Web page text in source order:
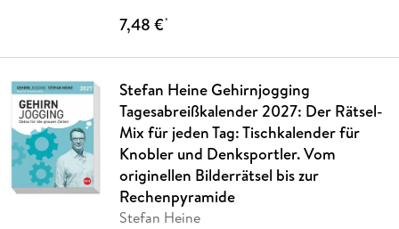
7,48 €*
Stefan Heine Gehirnjogging
Tagesabreißkalender 2027: Der Rätsel-
Mix für jeden Tag: Tischkalender für
Knobler und Denksportler. Vom
originellen Bilderrätsel bis zur
Rechenpyramide
Stefan Heine